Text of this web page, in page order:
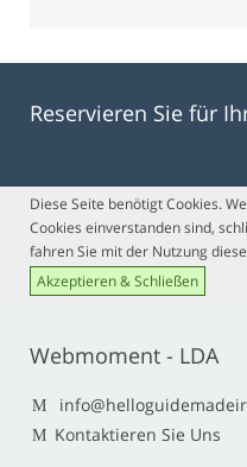
Reservieren Sie für
Diese Seite benötigt Cookies.
Cookies einverstanden sind,
fahren Sie mit der Nutzung
Akzeptieren & Schließen
Webmoment - LDA
Kontaktieren Sie Uns